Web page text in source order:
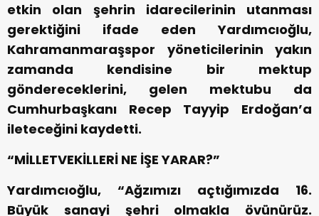
etkin olan şehrin idarecilerinin utanması
gerektiğini ifade eden Yardımcıoğlu,
Kahramanmaraşspor yöneticilerinin yakın
zamanda kendisine bir mektup
göndereceklerini, gelen mektubu da
Cumhurbaşkanı Recep Tayyip Erdoğan’a
ileteceğini kaydetti.
“MİLLETVEKİLLERİ NE İŞE YARAR?”
Yardımcıoğlu, “Ağzımızı açtığımızda 16.
Büyük sanayi şehri olmakla övünürüz.